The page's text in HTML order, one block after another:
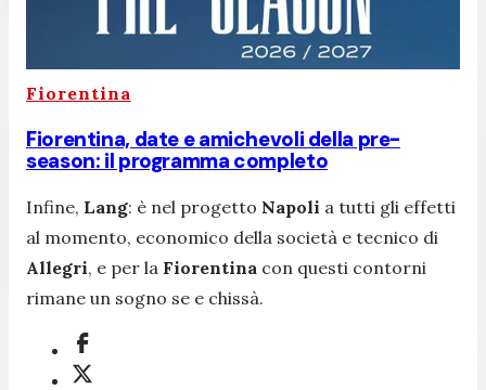
Fiorentina
Fiorentina, date e amichevoli della pre-
season: il programma completo
Infine, Lang: è nel progetto Napoli a tutti gli effetti
al momento, economico della società e tecnico di
Allegri, e per la Fiorentina con questi contorni
rimane un sogno se e chissà.